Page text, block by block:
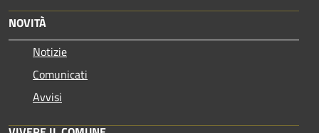
NOVITÀ
Notizie
Comunicati
Avvisi